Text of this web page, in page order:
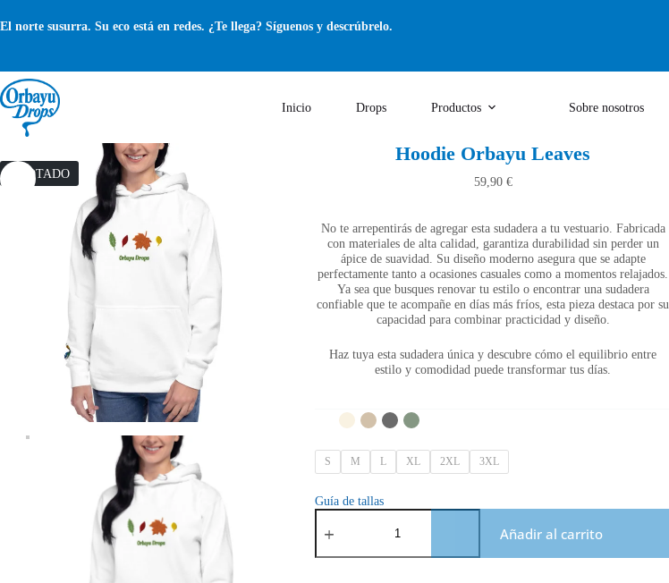
al
El norte susurra. Su eco está en redes. ¿Te llega? Síguenos y descrúbrelo.
Inicio Drops Productos Sobre nosotros
AGOTADO
Hoodie Orbayu Leaves
59,90 €
No te arrepentirás de agregar esta sudadera a tu vestuario. Fabricada
con materiales de alta calidad, garantiza durabilidad sin perder un
ápice de suavidad. Su diseño moderno asegura que se adapte
perfectamente tanto a ocasiones casuales como a momentos relajados.
Ya sea que busques renovar tu estilo o encontrar una sudadera
confiable que te acompañe en días más fríos, esta pieza destaca por su
capacidad para combinar practicidad y diseño.
Haz tuya esta sudadera única y descubre cómo el equilibrio entre
estilo y comodidad puede transformar tus días.
S M L XL 2XL 3XL
Guía de tallas
Hoodie
Orbayu
cantidad
Añadir al carrito